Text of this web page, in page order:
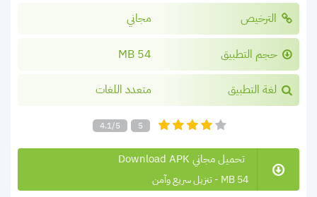
الترخيص مجاني
حجم التطبيق 54 MB
لغة التطبيق متعدد اللغات
4.1/5 5
تحميل مجاني Download APK
54 MB - تنزيل سريع وآمن